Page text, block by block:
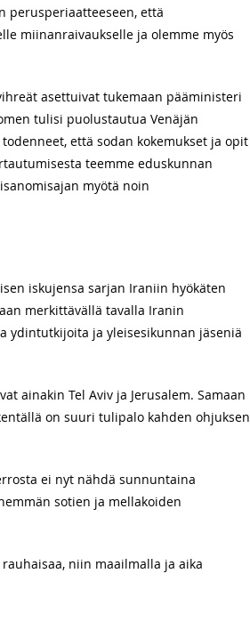
perusperiaatteeseen, että
miinanraivaukselle ja olemme myös
asettuivat tukemaan pääministeri
tulisi puolustautua Venäjän
että sodan kokemukset ja opit
teemme eduskunnan
myötä noin
iskujensa sarjan Iraniin hyökäten
merkittävällä tavalla Iranin
ydintutkijoita ja yleisesikunnan jäseniä
ainakin Tel Aviv ja Jerusalem. Samaan
on suuri tulipalo kahden ohjuksen
ei nyt nähdä sunnuntaina
sotien ja mellakoiden
niin maailmalla ja aika